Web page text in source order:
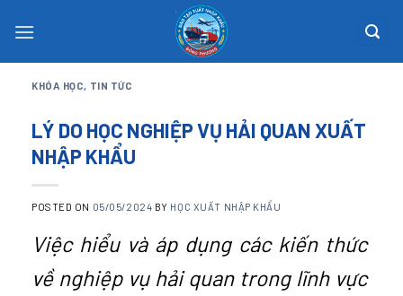
KHÓA HỌC, TIN TỨC
LÝ DO HỌC NGHIỆP VỤ HẢI QUAN XUẤT
NHẬP KHẨU
POSTED ON 05/05/2024 BY HỌC XUẤT NHẬP KHẨU
Việc hiểu và áp dụng các kiến thức
về nghiệp vụ hải quan trong lĩnh vực